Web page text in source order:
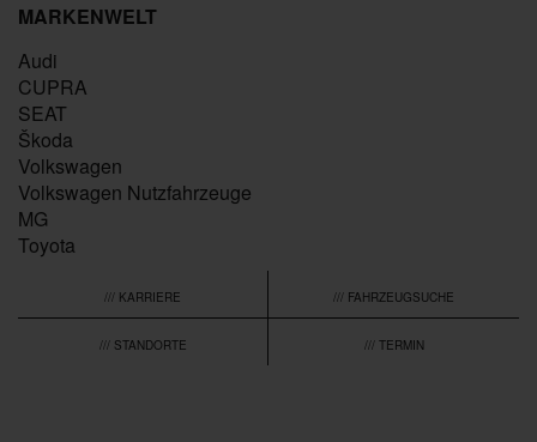
MARKENWELT
Audi
CUPRA
SEAT
Škoda
Volkswagen
Volkswagen Nutzfahrzeuge
MG
Toyota
/// KARRIERE /// FAHRZEUGSUCHE
/// STANDORTE /// TERMIN